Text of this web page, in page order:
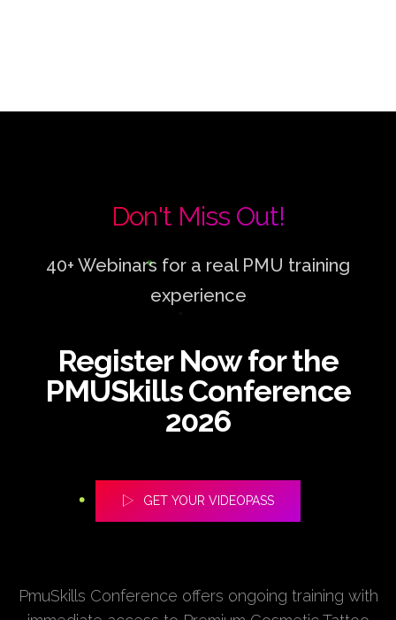
Don't Miss Out!
40+ Webinars for a real PMU training
experience
Register Now for the
PMUSkills Conference
2026
GET YOUR VIDEOPASS
PmuSkills Conference offers ongoing training with